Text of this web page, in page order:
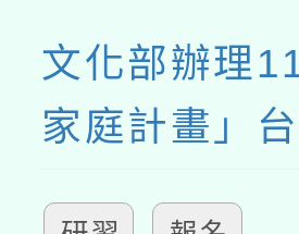
文化部辦理
家庭計畫」